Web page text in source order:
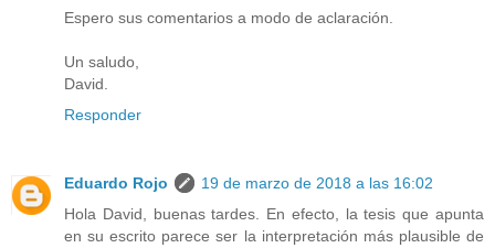
Espero sus comentarios a modo de aclaración.
Un saludo,
David.
Responder
Eduardo Rojo
19 de marzo de 2018 a las 16:02
Hola David, buenas tardes. En efecto, la tesis que apunta
en su escrito parece ser la interpretación más plausible de